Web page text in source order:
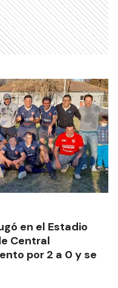
en el Estadio
Central
por 2 a 0 y se